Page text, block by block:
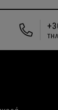
ΑΝΩ ΤΩΝ